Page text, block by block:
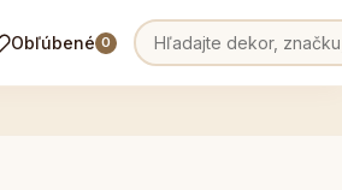
Obľúbené 0